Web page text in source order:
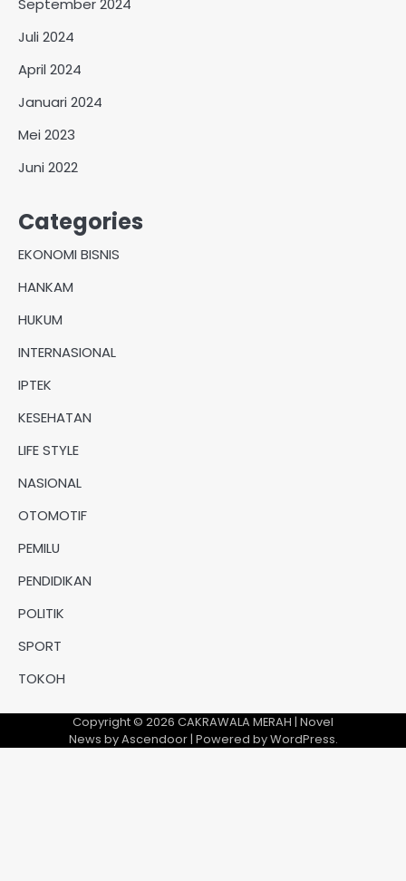
September 2024
Juli 2024
April 2024
Januari 2024
Mei 2023
Juni 2022
Categories
EKONOMI BISNIS
HANKAM
HUKUM
INTERNASIONAL
IPTEK
KESEHATAN
LIFE STYLE
NASIONAL
OTOMOTIF
PEMILU
PENDIDIKAN
POLITIK
SPORT
TOKOH
Copyright © 2026 CAKRAWALA MERAH | Novel
News byAscendoor| Powered byWordPress.